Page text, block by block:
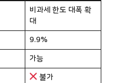
비과세 한도 대폭 확
대
9.9%
가능
불가